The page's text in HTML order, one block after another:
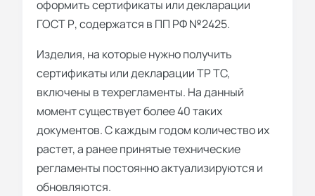
оформить сертификаты или декларации
ГОСТ Р, содержатся в ПП РФ №2425.
Изделия, на которые нужно получить
сертификаты или декларации ТР ТС,
включены в техрегламенты. На данный
момент существует более 40 таких
документов. С каждым годом количество их
растет, а ранее принятые технические
регламенты постоянно актуализируются и
обновляются.